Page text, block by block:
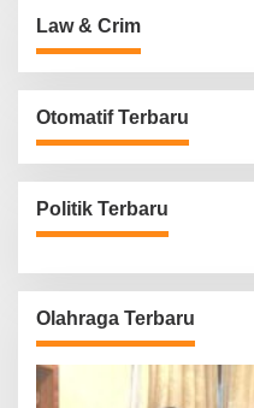
Law & Crim
Otomatif Terbaru
Politik Terbaru
Olahraga Terbaru